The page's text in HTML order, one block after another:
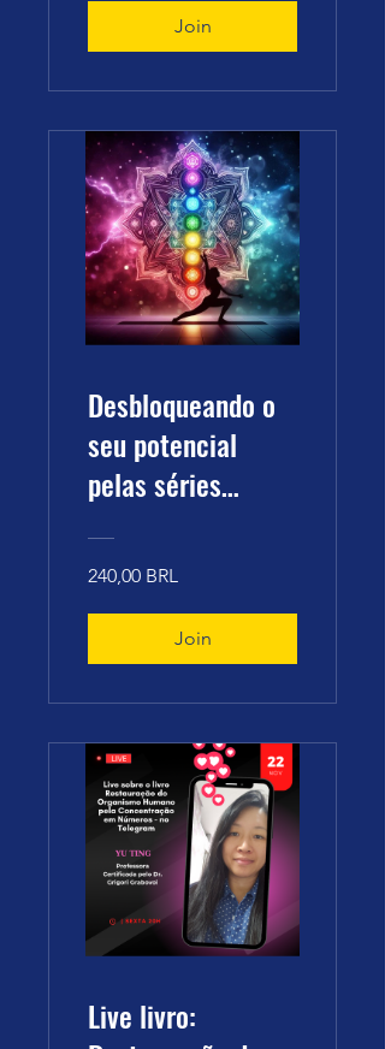
Join
Desbloqueando o
seu potencial
pelas séries
aplicadas para o
equilíbrio dos
chakras.
240,00 BRL
Join
Live livro: